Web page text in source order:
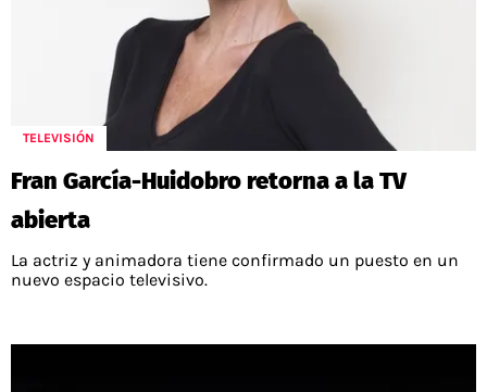
TELEVISIÓN
Fran García-Huidobro retorna a la TV
abierta
La actriz y animadora tiene confirmado un puesto en un
nuevo espacio televisivo.